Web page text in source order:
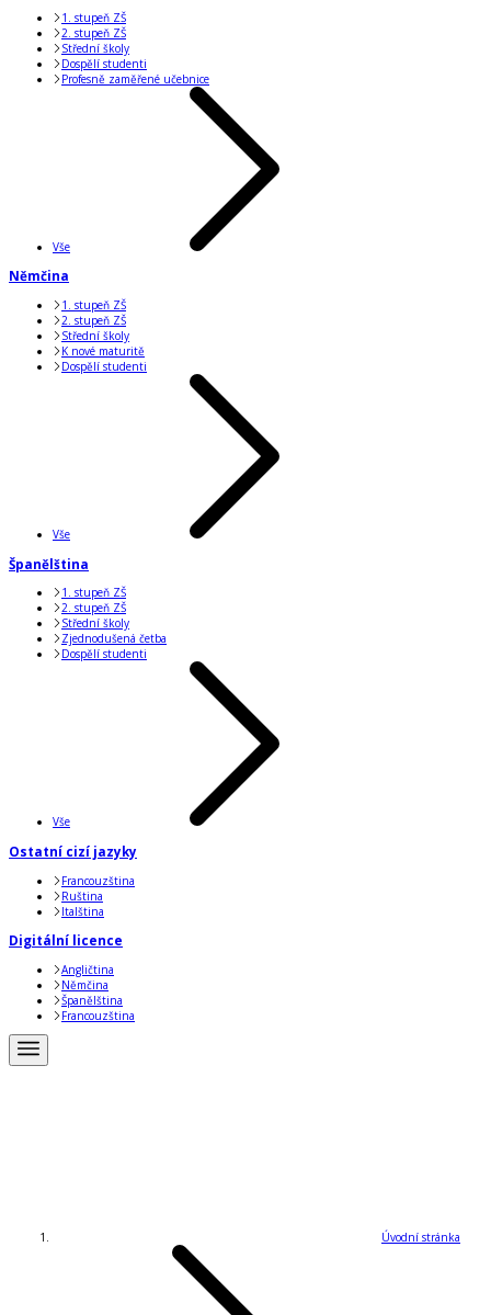
1. stupeň ZŠ
2. stupeň ZŠ
Střední školy
Dospělí studenti
Profesně zaměřené učebnice
Vše
Němčina
1. stupeň ZŠ
2. stupeň ZŠ
Střední školy
K nové maturitě
Dospělí studenti
Vše
Španělština
1. stupeň ZŠ
2. stupeň ZŠ
Střední školy
Zjednodušená četba
Dospělí studenti
Vše
Ostatní cizí jazyky
Francouzština
Ruština
Italština
Digitální licence
Angličtina
Němčina
Španělština
Francouzština
Úvodní stránka